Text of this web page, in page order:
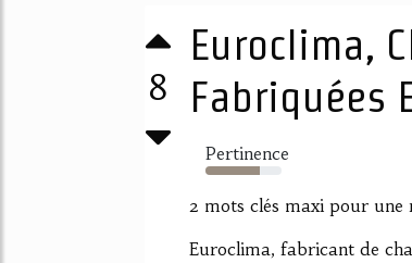
8
Euroclima,
Fabriquées
Pertinence
72%
2 mots clés maxi pour
Euroclima, fabricant de